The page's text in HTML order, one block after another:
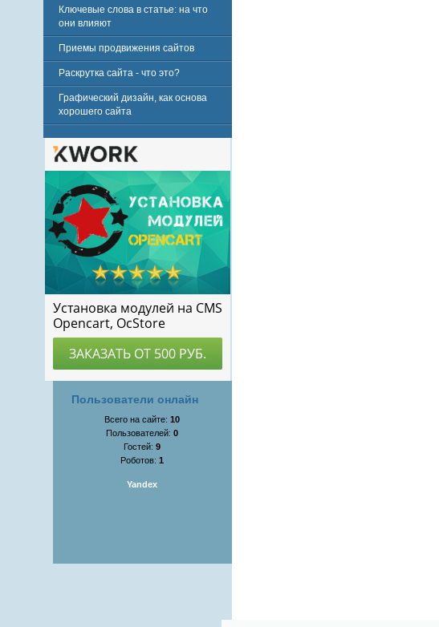
Ключевые слова в статье: на что
они влияют
Приемы продвижения сайтов
Раскрутка сайта - что это?
Графический дизайн, как основа
хорошего сайта
Пользователи онлайн
Всего на сайте:10
Пользователей:0
Гостей:9
Роботов:1
Yandex